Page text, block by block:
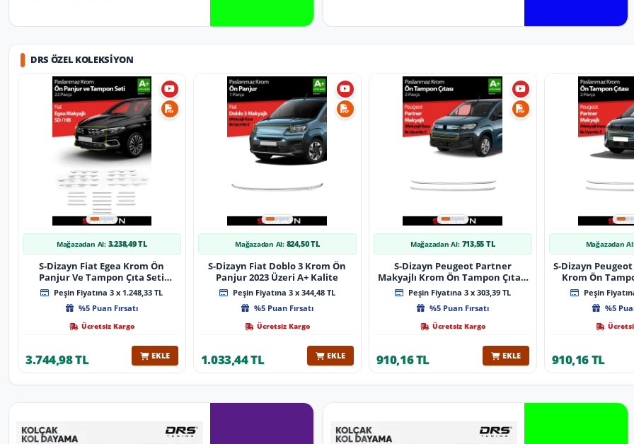
DRS ÖZEL KOLEKSIYON
Mağazadan Al: 3.238,49 TL
S-Dizayn Fiat Egea Krom Ön
Panjur Ve Tampon Çıta Seti
Diamond Model 22 Prç. 2020
Üzeri (Parlak Krom)
Peşin Fiyatına 3 x 1.248,33 TL
%5 Puan Fırsatı
Ücretsiz Kargo
3.744,98 TL EKLE
Mağazadan Al: 824,50 TL
S-Dizayn Fiat Doblo 3 Krom Ön
Panjur 2023 Üzeri A+ Kalite
Peşin Fiyatına 3 x 344,48 TL
%5 Puan Fırsatı
Ücretsiz Kargo
1.033,44 TL EKLE
Mağazadan Al: 713,55 TL
S-Dizayn Peugeot Partner
Makyajlı Krom Ön Tampon Çıtası
2 Prç 2023 Üzeri A+ Kalite
Peşin Fiyatına 3 x 303,39 TL
%5 Puan Fırsatı
Ücretsiz Kargo
910,16 TL EKLE
Mağazadan
S-Dizayn
Krom Ön
2024 Üzeri
Peşin
%5
910,16 TL